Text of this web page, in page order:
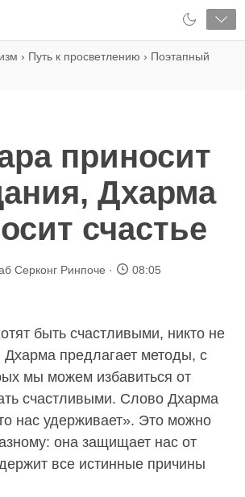
› Путь к просветлению › Поэтапный
приносит
Дхарма
счастье
Серконг Ринпоче 08:05
быть счастливыми, никто не
Дхарма предлагает методы, с
мы можем избавиться от
счастливыми. Слово Дхарма
нас удерживает». Это можно
она защищает нас от
все истинные причины